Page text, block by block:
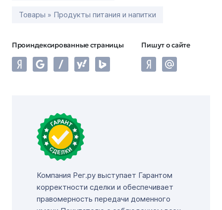
Товары » Продукты питания и напитки
Проиндексированные страницы Пишут о сайте
Компания Рег.ру выступает Гарантом
корректности сделки и обеспечивает
правомерность передачи доменного